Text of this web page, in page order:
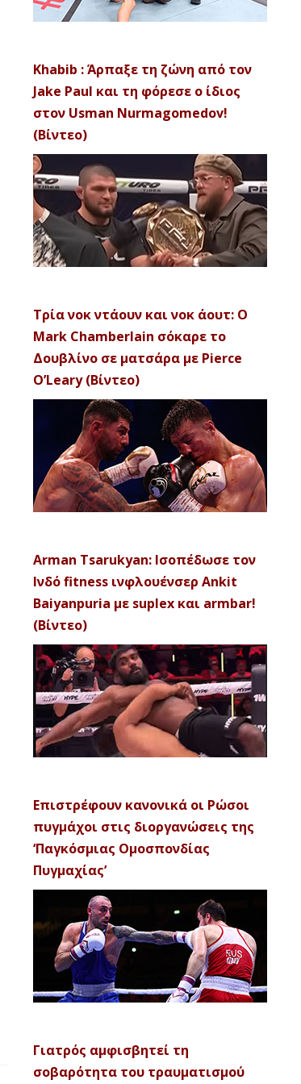
Khabib : Άρπαξε τη ζώνη από τον
Jake Paul και τη φόρεσε ο ίδιος
στον Usman Nurmagomedov!
(Βίντεο)
Τρία νοκ ντάουν και νοκ άουτ: Ο
Mark Chamberlain σόκαρε το
Δουβλίνο σε ματσάρα με Pierce
O’Leary (Βίντεο)
Arman Tsarukyan: Ισοπέδωσε τον
Ινδό fitness ινφλουένσερ Ankit
Baiyanpuria με suplex και armbar!
(Βίντεο)
Επιστρέφουν κανονικά οι Ρώσοι
πυγμάχοι στις διοργανώσεις της
‘Παγκόσμιας Ομοσπονδίας
Πυγμαχίας’
Γιατρός αμφισβητεί τη
σοβαρότητα του τραυματισμού